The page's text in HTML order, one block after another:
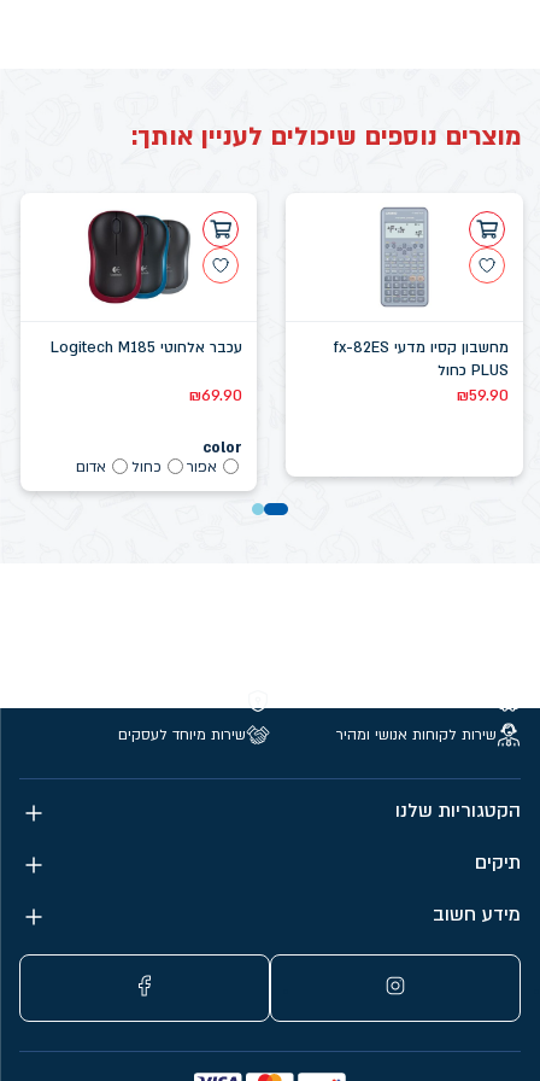
מוצרים נוספים שיכולים לעניין אותך:
מחשבון קסיו מדעי fx-82ES
PLUS כחול
₪59.90
עכבר אלחוטי Logitech M185
₪69.90
color
אפור
כחול אדום
שירות לקוחות אנושי ומהיר
שירות מיוחד לעסקים
הקטגוריות שלנו
תיקים
מידע חשוב